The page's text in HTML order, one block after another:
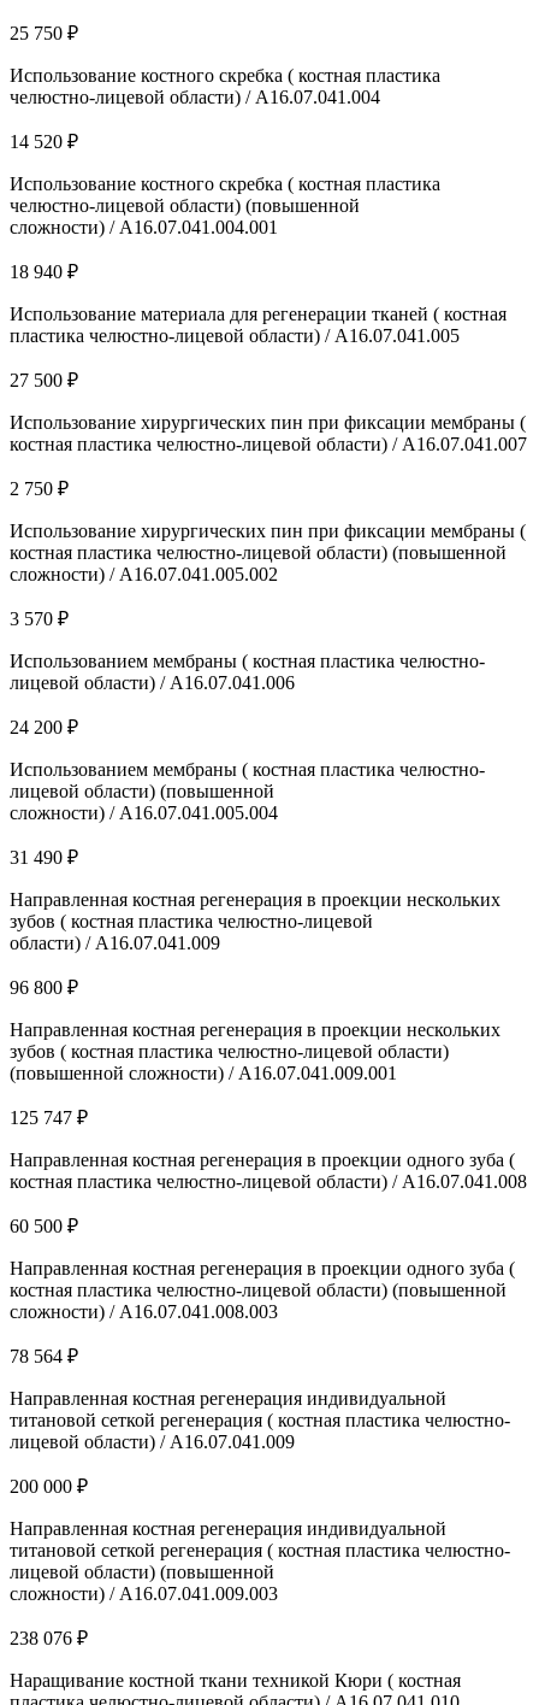
25 750 ₽
Использование костного скребка ( костная пластика
челюстно-лицевой области) / A16.07.041.004
14 520 ₽
Использование костного скребка ( костная пластика
челюстно-лицевой области) (повышенной
сложности) / A16.07.041.004.001
18 940 ₽
Использование материала для регенерации тканей ( костная
пластика челюстно-лицевой области) / A16.07.041.005
27 500 ₽
Использование хирургических пин при фиксации мембраны (
костная пластика челюстно-лицевой области) / A16.07.041.007
2 750 ₽
Использование хирургических пин при фиксации мембраны (
костная пластика челюстно-лицевой области) (повышенной
сложности) / A16.07.041.005.002
3 570 ₽
Использованием мембраны ( костная пластика челюстно-
лицевой области) / A16.07.041.006
24 200 ₽
Использованием мембраны ( костная пластика челюстно-
лицевой области) (повышенной
сложности) / A16.07.041.005.004
31 490 ₽
Направленная костная регенерация в проекции нескольких
зубов ( костная пластика челюстно-лицевой
области) / A16.07.041.009
96 800 ₽
Направленная костная регенерация в проекции нескольких
зубов ( костная пластика челюстно-лицевой области)
(повышенной сложности) / A16.07.041.009.001
125 747 ₽
Направленная костная регенерация в проекции одного зуба (
костная пластика челюстно-лицевой области) / A16.07.041.008
60 500 ₽
Направленная костная регенерация в проекции одного зуба (
костная пластика челюстно-лицевой области) (повышенной
сложности) / A16.07.041.008.003
78 564 ₽
Направленная костная регенерация индивидуальной
титановой сеткой регенерация ( костная пластика челюстно-
лицевой области) / A16.07.041.009
200 000 ₽
Направленная костная регенерация индивидуальной
титановой сеткой регенерация ( костная пластика челюстно-
лицевой области) (повышенной
сложности) / A16.07.041.009.003
238 076 ₽
Наращивание костной ткани техникой Кюри ( костная